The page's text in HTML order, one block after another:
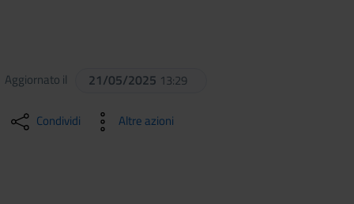
Aggiornato il 21/05/2025 13:29
Condividi Altre azioni